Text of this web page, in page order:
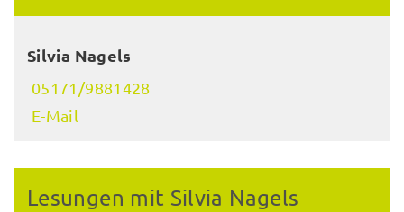
Silvia Nagels
05171/9881428
E-Mail
Lesungen mit Silvia Nagels